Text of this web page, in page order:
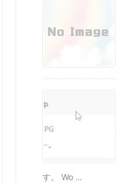
す。 Wo ...